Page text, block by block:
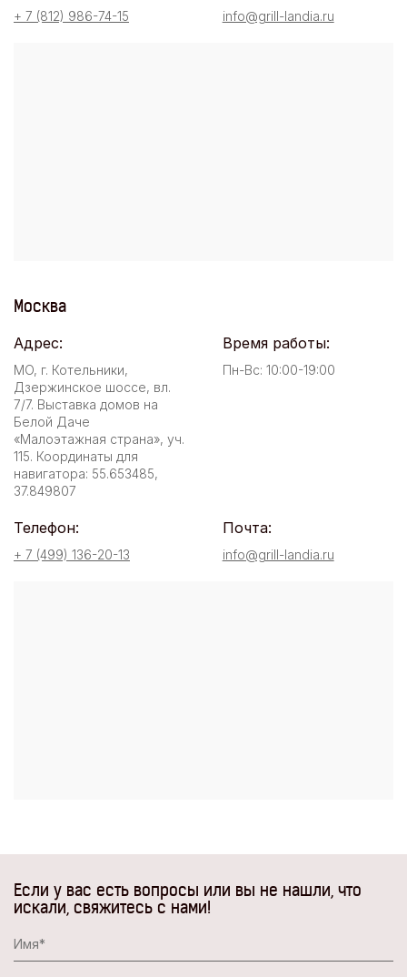
+ 7 (812) 986-74-15 info@grill-landia.ru
Москва
Адрес:
МО, г. Котельники,
Дзержинское шоссе, вл.
7/7. Выставка домов на
Белой Даче
«Малоэтажная страна», уч.
115. Координаты для
навигатора: 55.653485,
37.849807
Время работы:
Пн-Вс: 10:00-19:00
Телефон:
+ 7 (499) 136-20-13
Почта:
info@grill-landia.ru
Если у вас есть вопросы или вы не нашли, что
искали, свяжитесь с нами!